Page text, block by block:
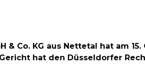
& Co. KG aus Nettetal hat am
hat den Düsseldorfer